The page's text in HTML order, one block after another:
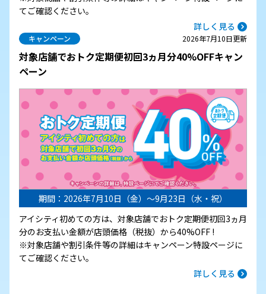
てご確認ください。
詳しく見る
キャンペーン 2026年7月10日更新
対象店舗でおトク定期便初回3ヵ月分40%OFFキャン
ペーン
期間：2026年7月10日（金）～9月23日（水・祝）
アイシティ初めての方は、対象店舗でおトク定期便初回3ヵ月
分のお支払い金額が店頭価格（税抜）から40%OFF !
※対象店舗や割引条件等の詳細はキャンペーン特設ページに
てご確認ください。
詳しく見る